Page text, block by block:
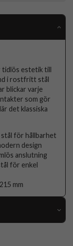
tidlös estetik till
i rostfritt stål
blickar varje
som gör
det klassiska
för hållbarhet
design
anslutning
för enkel
mm